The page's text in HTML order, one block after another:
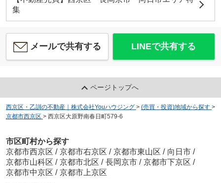
集
メールで共有する LINEで共有する
ページトップへ
西京区・乙訓の不動産｜株式会社Youハウジング > (売買・投資)地域から探す >
京都市西京区 > 西京区大原野南春日町579-6
市区町村から探す
京都市西京区 / 京都市右京区 / 京都市東山区 / 向日市 /
京都市山科区 / 京都市北区 / 長岡京市 / 京都市下京区 /
京都市中京区 / 京都市上京区